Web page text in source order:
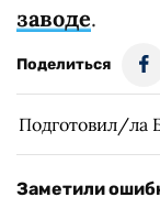
заводе.
Поделиться
Подготовил/ла
Заметили